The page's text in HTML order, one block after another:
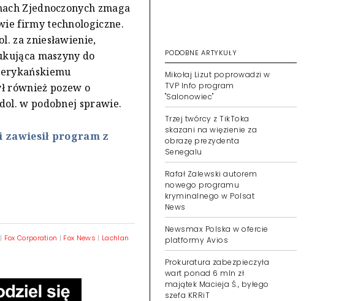
Zjednoczonych zmaga
firmy technologiczne.
za zniesławienie,
maszyny do
również pozew o
w podobnej sprawie.
zawiesił program z
| Fox Corporation | Fox News | Lachlan
PODOBNE ARTYKUŁY
Mikołaj Lizut poprowadzi w
TVP Info program
"Salonowiec"
Trzej twórcy z TikToka
skazani na więzienie za
obrazę prezydenta
Senegalu
Rafał Zalewski autorem
nowego programu
kryminalnego w Polsat
News
Newsmax Polska w ofercie
platformy Avios
Prokuratura zabezpieczyła
wart ponad 6 mln zł
majątek Macieja Ś., byłego
szefa KRRiT